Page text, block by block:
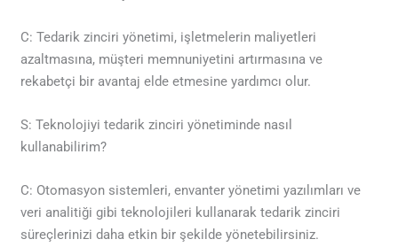
C: Tedarik zinciri yönetimi, işletmelerin maliyetleri
azaltmasına, müşteri memnuniyetini artırmasına ve
rekabetçi bir avantaj elde etmesine yardımcı olur.
S: Teknolojiyi tedarik zinciri yönetiminde nasıl
kullanabilirim?
C: Otomasyon sistemleri, envanter yönetimi yazılımları ve
veri analitiği gibi teknolojileri kullanarak tedarik zinciri
süreçlerinizi daha etkin bir şekilde yönetebilirsiniz.